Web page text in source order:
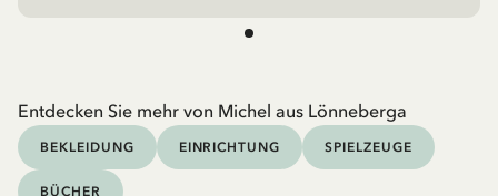
Entdecken Sie mehr von Michel aus Lönneberga
BEKLEIDUNG EINRICHTUNG SPIELZEUGE
BÜCHER